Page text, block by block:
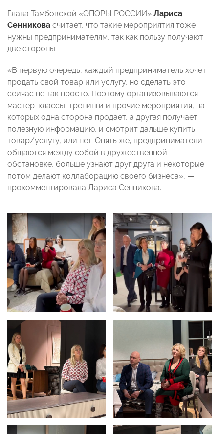
Глава Тамбовской «ОПОРЫ РОССИИ» Лариса
Сенникова считает, что такие мероприятия тоже
нужны предпринимателям, так как пользу получают
две стороны.
«В первую очередь, каждый предприниматель хочет
продать свой товар или услугу, но сделать это
сейчас не так просто. Поэтому организовываются
мастер-классы, тренинги и прочие мероприятия, на
которых одна сторона продает, а другая получает
полезную информацию, и смотрит дальше купить
товар/услугу, или нет. Опять же, предприниматели
общаются между собой в дружественной
обстановке, больше узнают друг друга и некоторые
потом делают коллаборацию своего бизнеса», —
прокомментировала Лариса Сенникова.